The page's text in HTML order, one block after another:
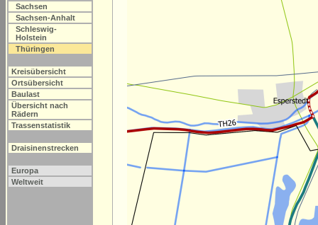
Sachsen
Sachsen-Anhalt
Schleswig-
Holstein
Thüringen
Kreisübersicht
Ortsübersicht
Baulast
Übersicht nach
Rädern
Trassenstatistik
Draisinenstrecken
Europa
Weltweit